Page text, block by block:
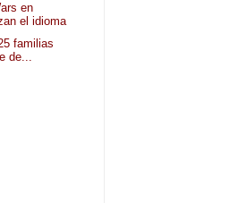
en
el idioma
familias
de...